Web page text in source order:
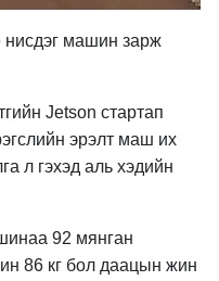
машин зарж
Jetson стартап
эрэлт маш их
л гэхэд аль хэдийн
92 мянган
86 кг бол даацын жин